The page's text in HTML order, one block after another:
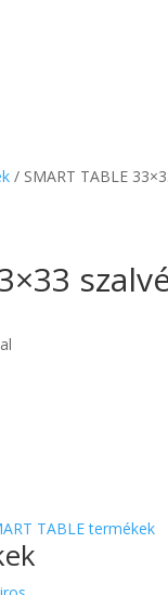
/ SMART TABLE
TABLE termékek